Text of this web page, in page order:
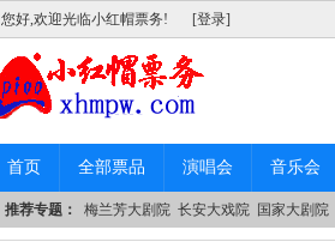
您好,欢迎光临小红帽票务! [登录]
首页 全部票品 演唱会 音乐会
推荐专题： 梅兰芳大剧院 长安大戏院 国家大剧院